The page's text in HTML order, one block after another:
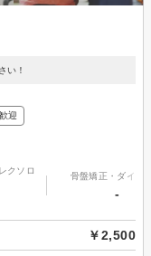
い！
迎
クソロ
骨盤矯正・ダイエ
-
￥2,500